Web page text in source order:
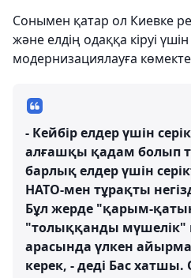
Сонымен қатар ол Киевке
және елдің одаққа кіруі
модернизациялауға
- Кейбір елдер үшін
алғашқы қадам болып
барлық елдер үшін
НАТО-мен тұрақты
Бұл жерде "қарым-
"толыққанды мүшелік"
арасында үлкен айырма
керек, - деді Бас